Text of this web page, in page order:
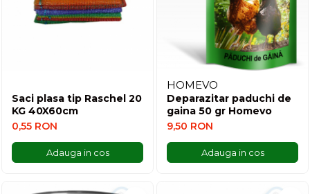
Saci plasa tip Raschel 20
KG 40X60cm
0,55 RON
Adauga in cos
HOMEVO
Deparazitar paduchi de
gaina 50 gr Homevo
9,50 RON
Adauga in cos